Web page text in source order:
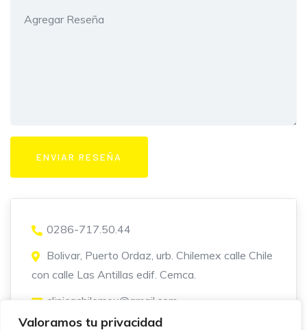
Valoramos tu privacidad
0286-717.50.44
Bolivar, Puerto Ordaz, urb. Chilemex calle Chile
con calle Las Antillas edif. Cemca.
clinicachilemex@gmail.com